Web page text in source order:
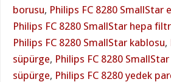
borusu, Philips FC 8280 SmallStar
Philips FC 8280 SmallStar hepa
Philips FC 8280 SmallStar kablosu,
süpürge, Philips FC 8280
süpürge, Philips FC 8280 yedek